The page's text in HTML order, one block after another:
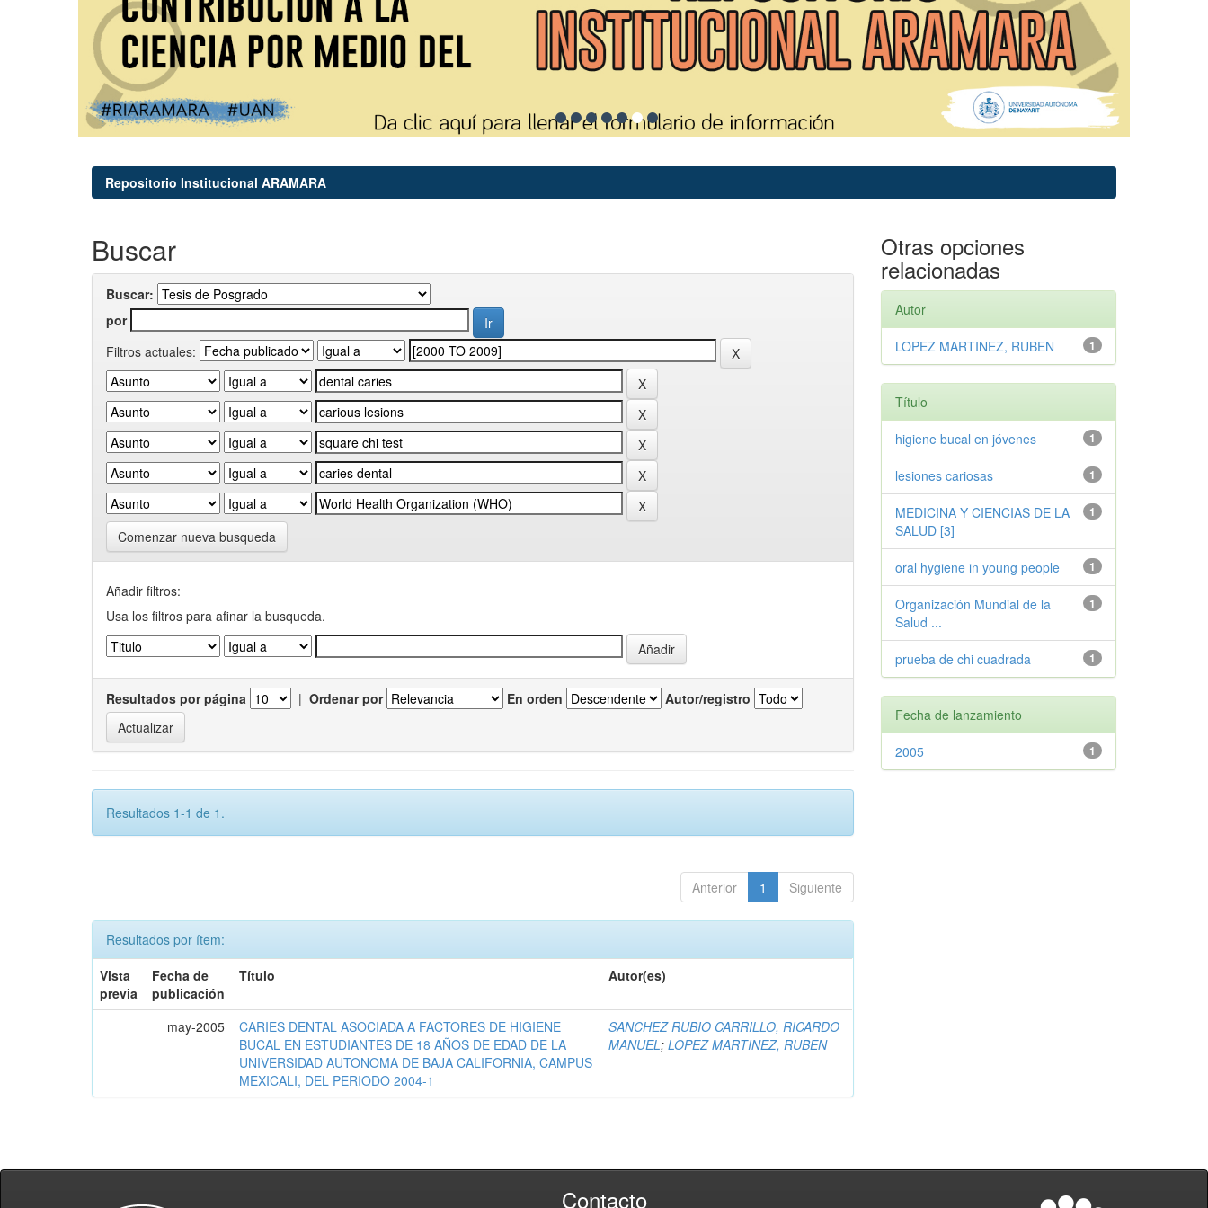
Repositorio Institucional ARAMARA
Buscar
Buscar:
por
Filtros actuales:
Comenzar nueva busqueda
Añadir filtros:
Usa los filtros para afinar la busqueda.
Resultados por página | Ordenar por En orden Autor/registro
Resultados 1-1 de 1.
Anterior 1 Siguiente
Resultados por ítem:
Vista
previa
Fecha de
publicación
Título Autor(es)
may-2005
CARIES DENTAL ASOCIADA A FACTORES DE HIGIENE
BUCAL EN ESTUDIANTES DE 18 AÑOS DE EDAD DE LA
UNIVERSIDAD AUTONOMA DE BAJA CALIFORNIA, CAMPUS
MEXICALI, DEL PERIODO 2004-1
SANCHEZ RUBIO CARRILLO, RICARDO
MANUEL;LOPEZ MARTINEZ, RUBEN
Otras opciones
relacionadas
Autor
1
LOPEZ MARTINEZ, RUBEN
Título
1
higiene bucal en jóvenes
1
lesiones cariosas
1
MEDICINA Y CIENCIAS DE LA
SALUD [3]
1
oral hygiene in young people
1
Organización Mundial de la
Salud ...
1
prueba de chi cuadrada
Fecha de lanzamiento
1
2005
Contacto